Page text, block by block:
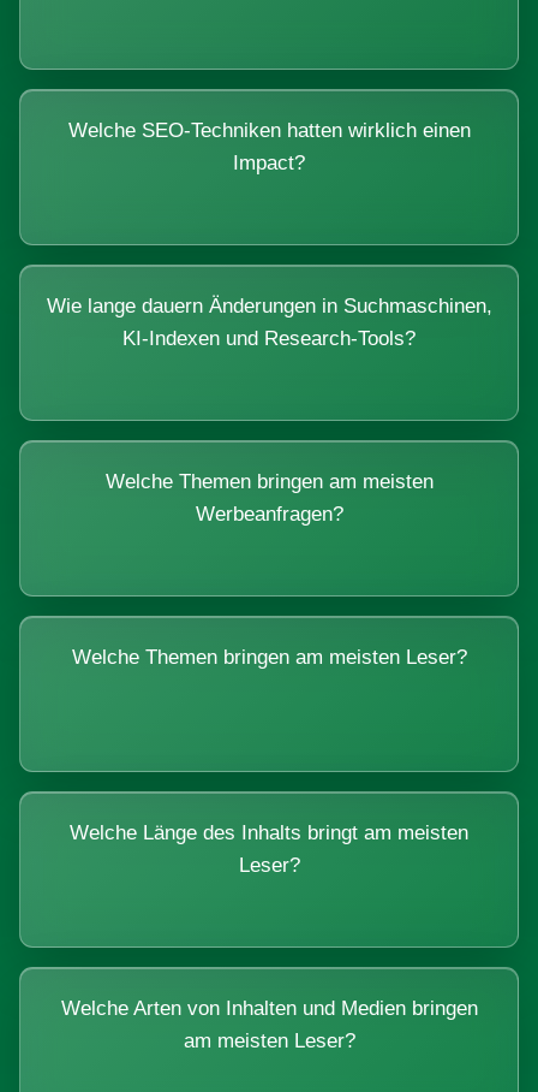
Welche SEO-Techniken hatten wirklich einen
Impact?
Wie lange dauern Änderungen in Suchmaschinen,
KI-Indexen und Research-Tools?
Welche Themen bringen am meisten
Werbeanfragen?
Welche Themen bringen am meisten Leser?
Welche Länge des Inhalts bringt am meisten
Leser?
Welche Arten von Inhalten und Medien bringen
am meisten Leser?